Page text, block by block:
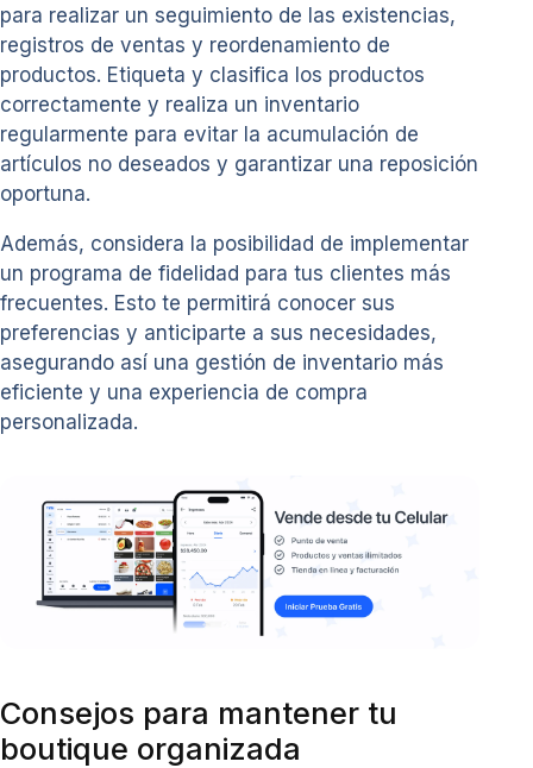
para realizar un seguimiento de las existencias,
registros de ventas y reordenamiento de
productos. Etiqueta y clasifica los productos
correctamente y realiza un inventario
regularmente para evitar la acumulación de
artículos no deseados y garantizar una reposición
oportuna.
Además, considera la posibilidad de implementar
un programa de fidelidad para tus clientes más
frecuentes. Esto te permitirá conocer sus
preferencias y anticiparte a sus necesidades,
asegurando así una gestión de inventario más
eficiente y una experiencia de compra
personalizada.
Consejos para mantener tu
boutique organizada